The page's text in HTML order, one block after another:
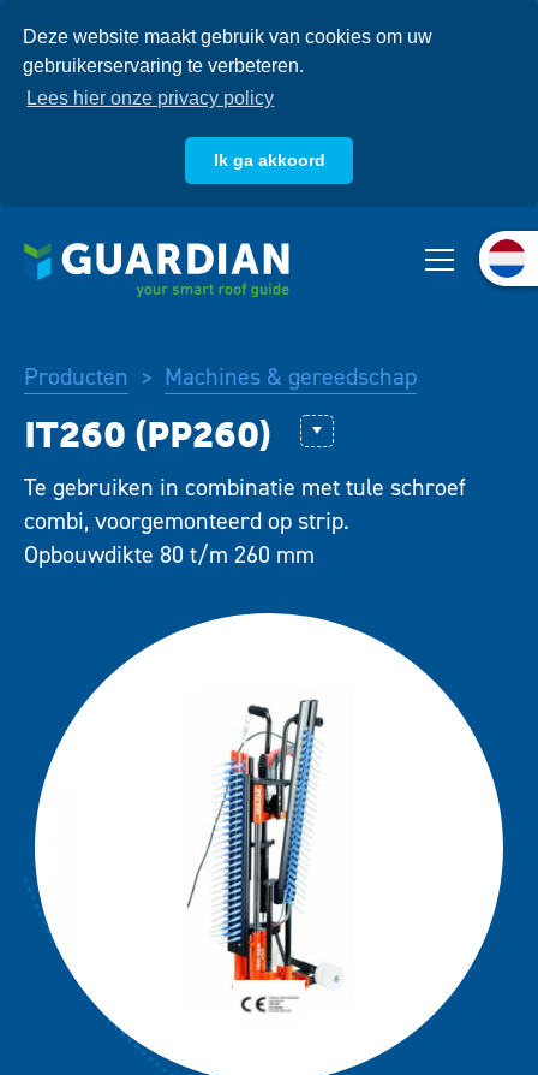
Deze website maakt gebruik van cookies om uw
gebruikerservaring te verbeteren.
Lees hier onze privacy policy
Ik ga akkoord
naar
Producten
Systemen
Downloads
Producten > Machines & gereedschap
Extender
GuardianWeld™
IF 240
Te gebruiken in combinatie met tule schroef
combi, voorgemonteerd op strip.
Opbouwdikte 80 t/m 260 mm